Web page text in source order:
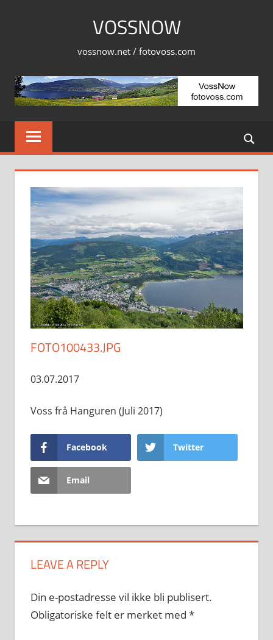
VOSSNOW
vossnow.net / fotovoss.com
FOTO100433.JPG
03.07.2017
Voss frå Hanguren (Juli 2017)
Facebook Twitter
Email
LEAVE A REPLY
Din e-postadresse vil ikke bli publisert.
Obligatoriske felt er merket med *